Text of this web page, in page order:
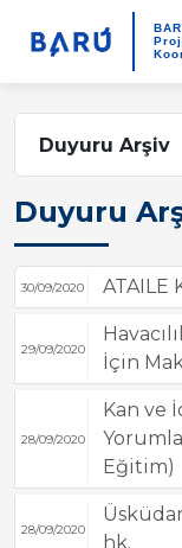
Duyuru Arşiv
Duyuru
30/09/2020 ATAILE
29/09/2020
İçin
28/09/2020
Kan ve
Eğitim)
28/09/2020
hk.